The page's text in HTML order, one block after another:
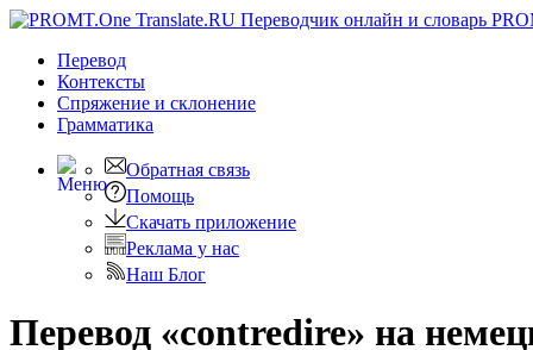
Перевод
Контексты
Спряжение и склонение
Грамматика
Обратная связь
Помощь
Скачать приложение
Реклама у нас
Наш Блог
Перевод «contredire» на